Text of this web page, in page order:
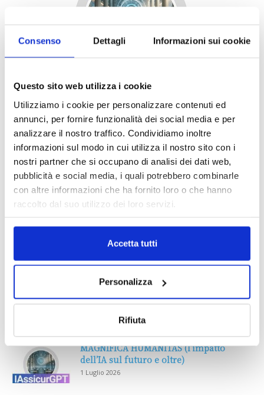
Consenso Dettagli Informazioni sui cookie
Questo sito web utilizza i cookie
Utilizziamo i cookie per personalizzare contenuti ed
annunci, per fornire funzionalità dei social media e per
analizzare il nostro traffico. Condividiamo inoltre
informazioni sul modo in cui utilizza il nostro sito con i
nostri partner che si occupano di analisi dei dati web,
pubblicità e social media, i quali potrebbero combinarle
con altre informazioni che ha fornito loro o che hanno
raccolto dal suo utilizzo dei loro servizi.
Accetta tutti
Personalizza
Rifiuta
DALLE AZIENDENotizie sponsorizzate
Prima Assicurazioni: grande
partecipazione alla Convention degli
1 Luglio 2026
MAGNIFICA HUMANITAS (l’impatto
dell’IA sul futuro e oltre)
1 Luglio 2026